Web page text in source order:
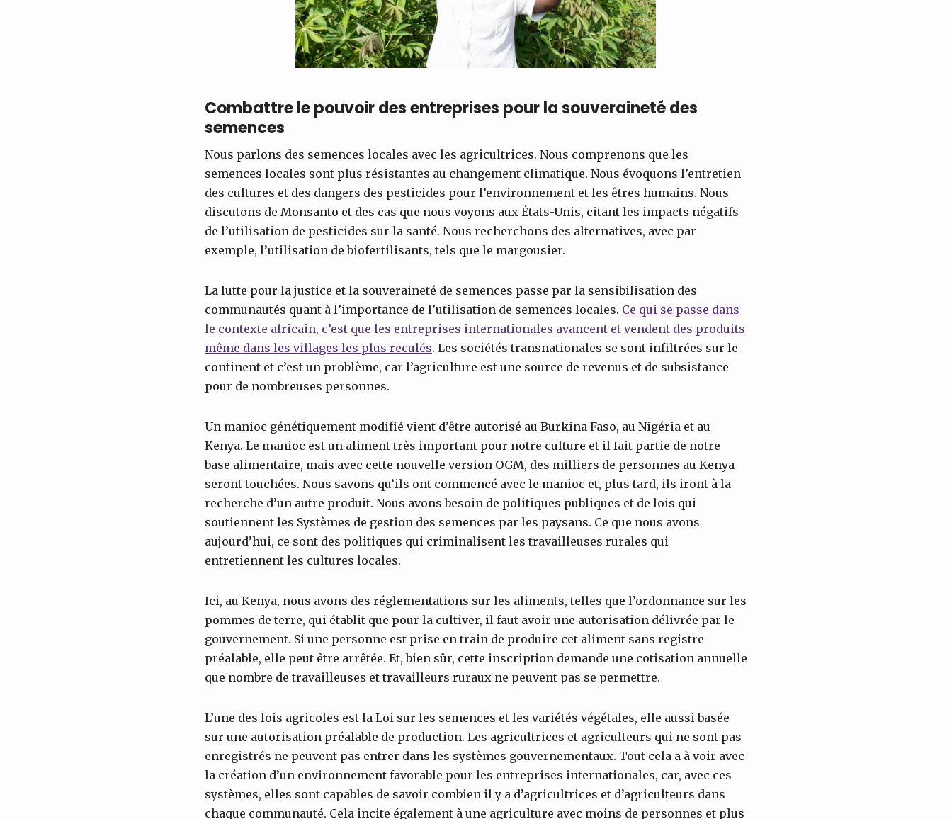
Combattre le pouvoir des entreprises pour la souveraineté des
semences
Nous parlons des semences locales avec les agricultrices. Nous comprenons que les
semences locales sont plus résistantes au changement climatique. Nous évoquons l’entretien
des cultures et des dangers des pesticides pour l’environnement et les êtres humains. Nous
discutons de Monsanto et des cas que nous voyons aux États-Unis, citant les impacts négatifs
de l’utilisation de pesticides sur la santé. Nous recherchons des alternatives, avec par
exemple, l’utilisation de biofertilisants, tels que le margousier.
La lutte pour la justice et la souveraineté de semences passe par la sensibilisation des
communautés quant à l’importance de l’utilisation de semences locales. Ce qui se passe dans
le contexte africain, c’est que les entreprises internationales avancent et vendent des produits
même dans les villages les plus reculés. Les sociétés transnationales se sont infiltrées sur le
continent et c’est un problème, car l’agriculture est une source de revenus et de subsistance
pour de nombreuses personnes.
Un manioc génétiquement modifié vient d’être autorisé au Burkina Faso, au Nigéria et au
Kenya. Le manioc est un aliment très important pour notre culture et il fait partie de notre
base alimentaire, mais avec cette nouvelle version OGM, des milliers de personnes au Kenya
seront touchées. Nous savons qu’ils ont commencé avec le manioc et, plus tard, ils iront à la
recherche d’un autre produit. Nous avons besoin de politiques publiques et de lois qui
soutiennent les Systèmes de gestion des semences par les paysans. Ce que nous avons
aujourd’hui, ce sont des politiques qui criminalisent les travailleuses rurales qui
entretiennent les cultures locales.
Ici, au Kenya, nous avons des réglementations sur les aliments, telles que l’ordonnance sur les
pommes de terre, qui établit que pour la cultiver, il faut avoir une autorisation délivrée par le
gouvernement. Si une personne est prise en train de produire cet aliment sans registre
préalable, elle peut être arrêtée. Et, bien sûr, cette inscription demande une cotisation annuelle
que nombre de travailleuses et travailleurs ruraux ne peuvent pas se permettre.
L’une des lois agricoles est la Loi sur les semences et les variétés végétales, elle aussi basée
sur une autorisation préalable de production. Les agricultrices et agriculteurs qui ne sont pas
enregistrés ne peuvent pas entrer dans les systèmes gouvernementaux. Tout cela a à voir avec
la création d’un environnement favorable pour les entreprises internationales, car, avec ces
systèmes, elles sont capables de savoir combien il y a d’agricultrices et d’agriculteurs dans
chaque communauté. Cela incite également à une agriculture avec moins de personnes et plus